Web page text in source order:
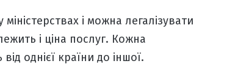
і можна легалізувати
і ціна послуг. Кожна
однієї країни до іншої.